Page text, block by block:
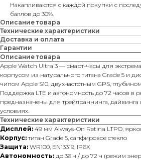
Накапливаются с каждой покупки с
баллов до 30%.
Описание товара
Технические характеристики
Доставка и оплата
Гарантии
Описание товара
Apple Watch Ultra 3 — смарт-часы для
корпусом из натурального титана Grade 5 и
чипом Apple S10, двухчастотным GPS,
Поддержка LTE и автономность до 72 часов в
предназначены для трейлраннинга,
условиях.
Технические характеристики
Дисплей: 49 мм Always-On Retina LTPO,
Корпус:титан Grade 5, сапфировое стекло
Защита: WR100, EN13319, IP6X
Автономность: до 36 ч / до 72 ч (режим